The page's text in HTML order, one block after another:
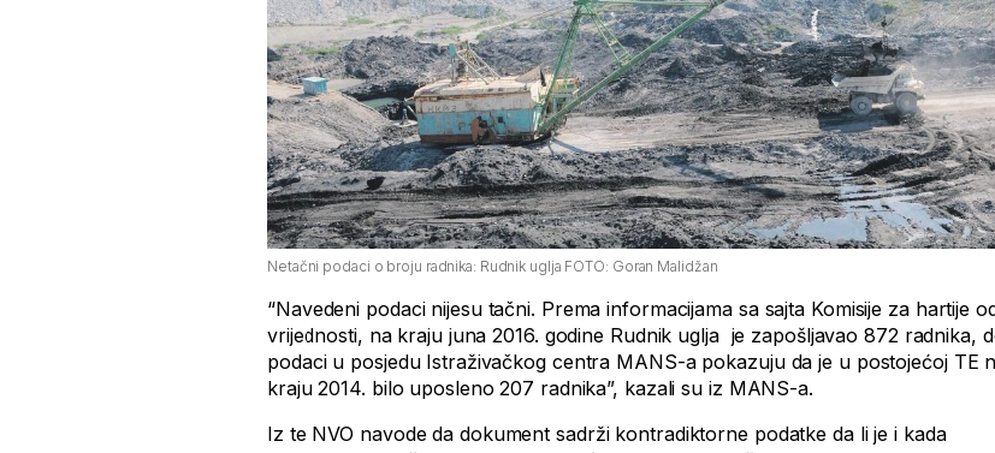
Netačni podaci o broju radnika: Rudnik uglja FOTO: Goran Malidžan
“Navedeni podaci nijesu tačni. Prema informacijama sa sajta Komisije za hartije
vrijednosti, na kraju juna 2016. godine Rudnik uglja je zapošljavao 872 radnika,
podaci u posjedu Istraživačkog centra MANS-a pokazuju da je u postojećoj TE
kraju 2014. bilo uposleno 207 radnika”, kazali su iz MANS-a.
Iz te NVO navode da dokument sadrži kontradiktorne podatke da li je i kada